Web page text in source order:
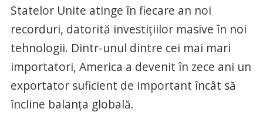
Statelor Unite atinge în fiecare an noi
recorduri, datorită investiţiilor masive în noi
tehnologii. Dintr-unul dintre cei mai mari
importatori, America a devenit în zece ani un
exportator suficient de important încât să
încline balanţa globală.